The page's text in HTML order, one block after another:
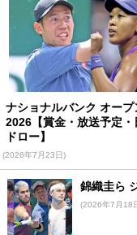
ナショナルバンク オープ
2026【賞金・放送予定・
ドロー】
(2026年7月23日)
錦織圭ら
(2026年7月18